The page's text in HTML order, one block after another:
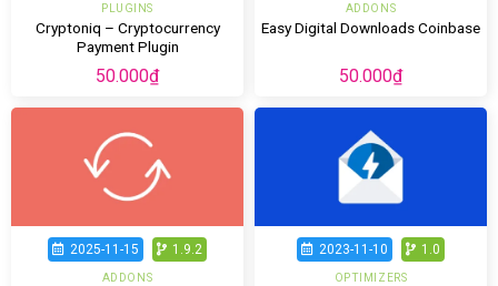
PLUGINS
Cryptoniq – Cryptocurrency
Payment Plugin
50.000₫
ADDONS
Easy Digital Downloads Coinbase
50.000₫
2025-11-15 1.9.2
ADDONS
2023-11-10 1.0
OPTIMIZERS